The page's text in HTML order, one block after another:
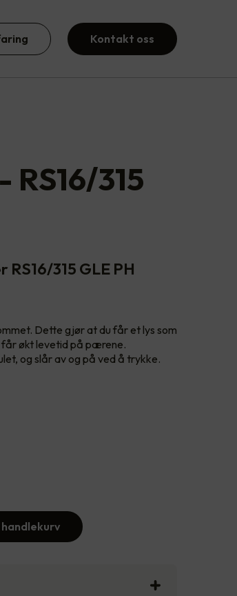
Kontakt oss
RS16/315
315 GLE PH
Dette gjør at du får et lys som
får økt levetid på pærene.
og slår av og på ved å trykke.
handlekurv